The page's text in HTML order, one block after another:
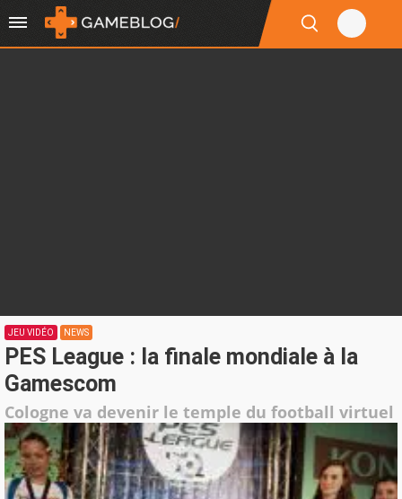
JEU VIDÉO NEWS
PES League : la finale mondiale à la
Gamescom
Cologne va devenir le temple du football virtuel